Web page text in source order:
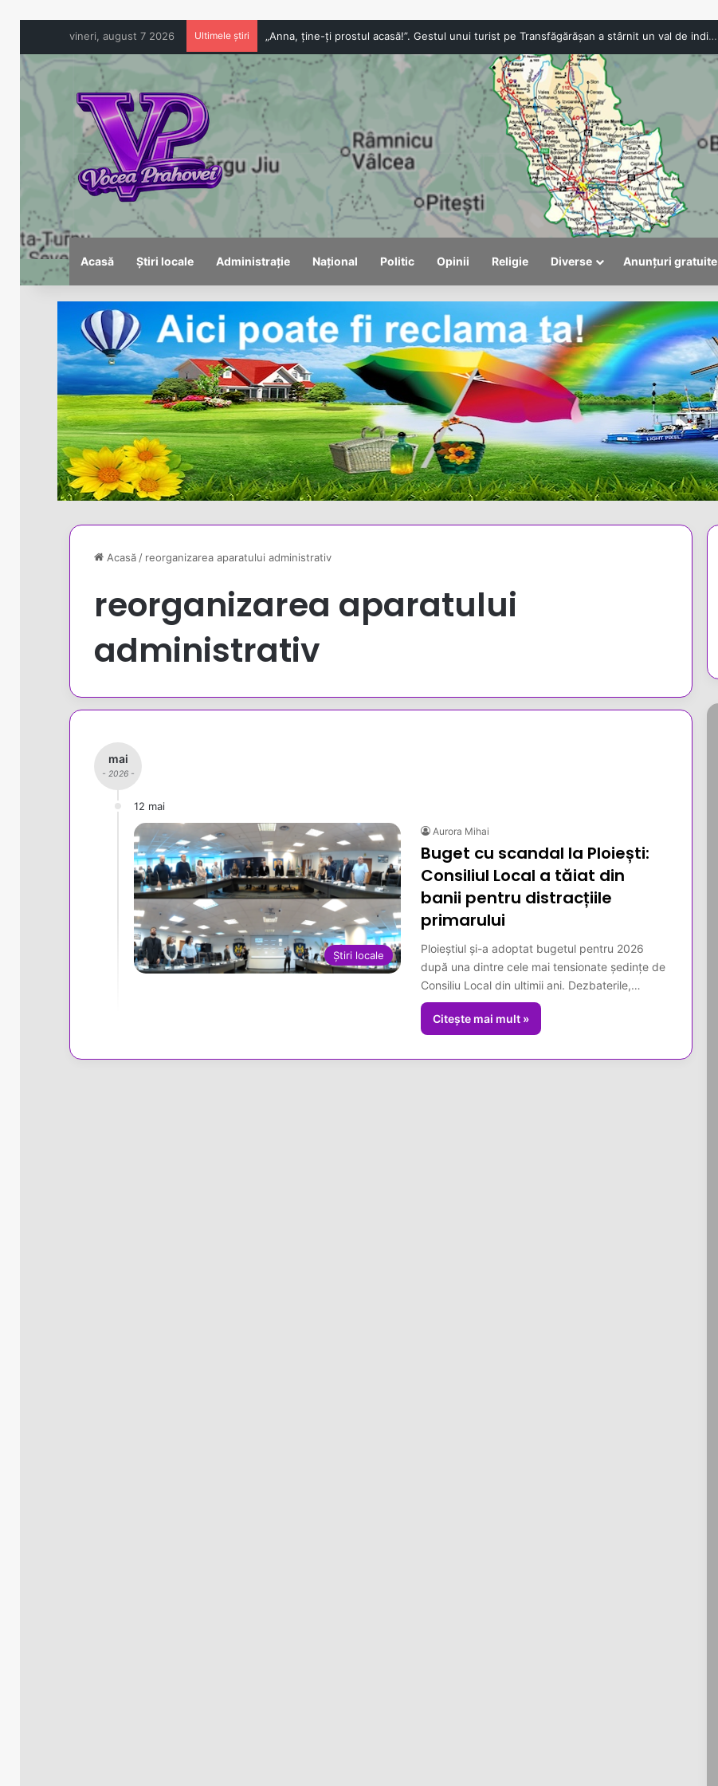
vineri, august 7 2026 Ultimele știri „Anna, ține-ți prostul acasă!”. Gestul unui turist pe Transfăgărășan a stârnit un val de indignare. Poliția și Garda de Mediu fac verificări
Acasă Știri locale Administrație Național Politic Opinii Religie Diverse Anunțuri gratuite
Acasă / reorganizarea aparatului administrativ
reorganizarea aparatului
administrativ
mai
- 2026 -
12 mai
Știri locale
Aurora Mihai
Buget cu scandal la Ploiești:
Consiliul Local a tăiat din
banii pentru distracțiile
primarului
Ploieștiul și-a adoptat bugetul pentru 2026
după una dintre cele mai tensionate ședințe de
Consiliu Local din ultimii ani. Dezbaterile,…
Citește mai mult »